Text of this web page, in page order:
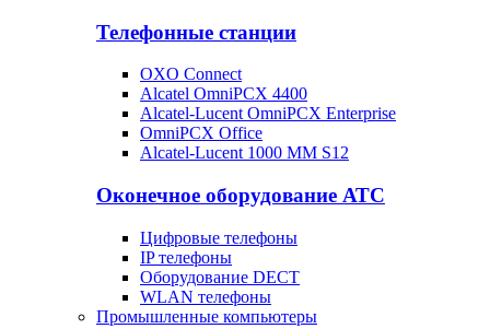
Телефонные станции
OXO Connect
Alcatel OmniPCX 4400
Alcatel-Lucent OmniPCX Enterprise
OmniPCX Office
Alcatel-Lucent 1000 MM S12
Оконечное оборудование АТС
Цифровые телефоны
IP телефоны
Оборудование DECT
WLAN телефоны
Промышленные компьютеры